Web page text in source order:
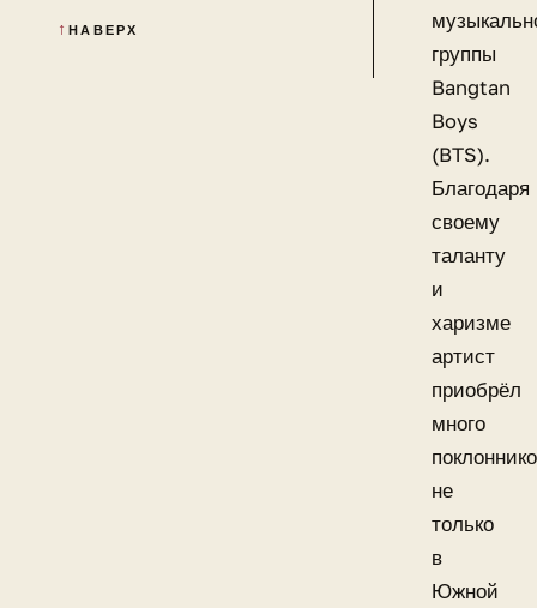
НАВЕРХ
группы
Bangtan
Boys
(BTS).
Благодаря
своему
таланту
и
харизме
артист
приобрёл
много
не
только
в
Южной